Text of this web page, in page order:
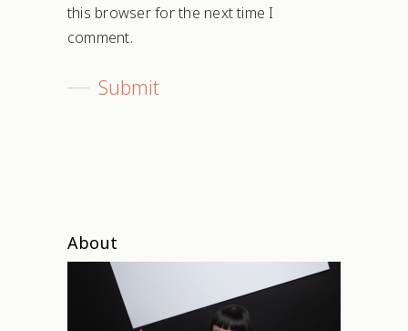
this browser for the next time I
comment.
About